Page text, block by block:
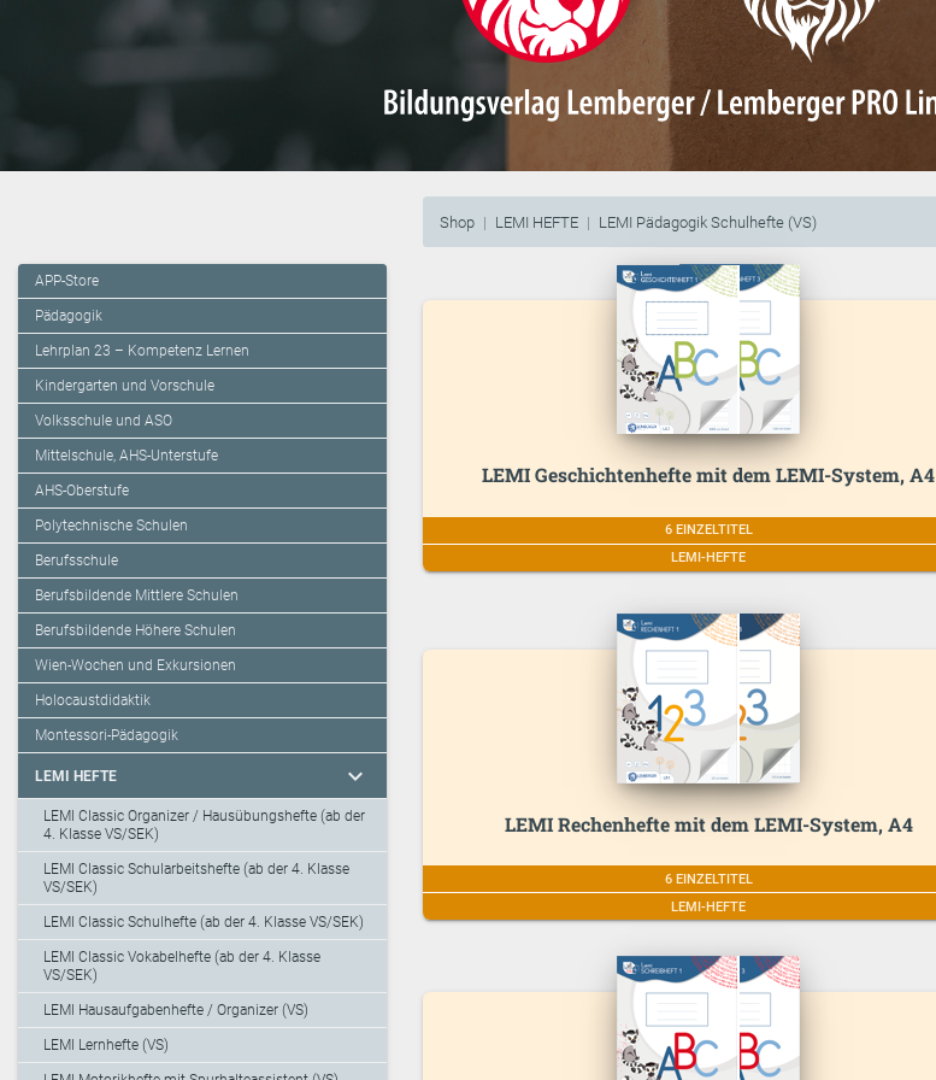
Shop LEMI HEFTE LEMI Pädagogik Schulhefte (VS)
APP-Store
Pädagogik
Lehrplan 23 – Kompetenz Lernen
Kindergarten und Vorschule
Volksschule und ASO
Mittelschule, AHS-Unterstufe
AHS-Oberstufe
Polytechnische Schulen
Berufsschule
Berufsbildende Mittlere Schulen
Berufsbildende Höhere Schulen
Wien-Wochen und Exkursionen
Holocaustdidaktik
Montessori-Pädagogik
LEMI HEFTE expand_more
LEMI Classic Organizer / Hausübungshefte (ab der
4. Klasse VS/SEK)
LEMI Classic Schularbeitshefte (ab der 4. Klasse
VS/SEK)
LEMI Classic Schulhefte (ab der 4. Klasse VS/SEK)
LEMI Classic Vokabelhefte (ab der 4. Klasse
VS/SEK)
LEMI Hausaufgabenhefte / Organizer (VS)
LEMI Lernhefte (VS)
LEMI Geschichtenhefte mit dem LEMI-System, A4
6 EINZELTITEL
LEMI-HEFTE
LEMI Rechenhefte mit dem LEMI-System, A4
6 EINZELTITEL
LEMI-HEFTE